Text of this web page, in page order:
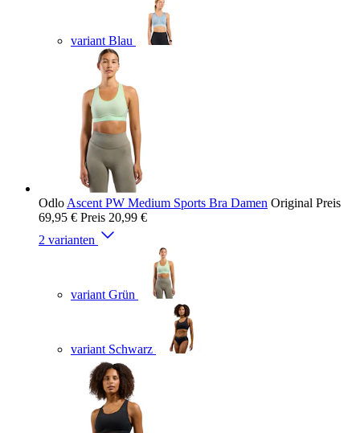
variant Blau
Odlo Ascent PW Medium Sports Bra Damen Original Preis
69,95 € Preis 20,99 €
2 varianten
variant Grün
variant Schwarz